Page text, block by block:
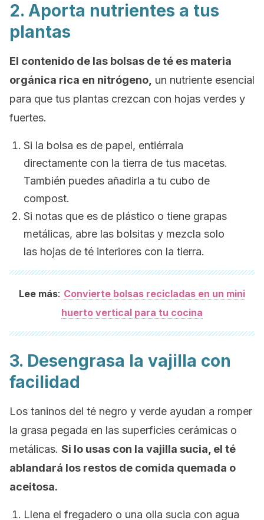
2. Aporta nutrientes a tus
plantas
El contenido de las bolsas de té es materia
orgánica rica en nitrógeno, un nutriente esencial
para que tus plantas crezcan con hojas verdes y
fuertes.
Si la bolsa es de papel, entiérrala
directamente con la tierra de tus macetas.
También puedes añadirla a tu cubo de
compost.
Si notas que es de plástico o tiene grapas
metálicas, abre las bolsitas y mezcla solo
las hojas de té interiores con la tierra.
Lee más: Convierte bolsas recicladas en un mini
huerto vertical para tu cocina
3. Desengrasa la vajilla con
facilidad
Los taninos del té negro y verde ayudan a romper
la grasa pegada en las superficies cerámicas o
metálicas. Si lo usas con la vajilla sucia, el té
ablandará los restos de comida quemada o
aceitosa.
Llena el fregadero o una olla sucia con agua